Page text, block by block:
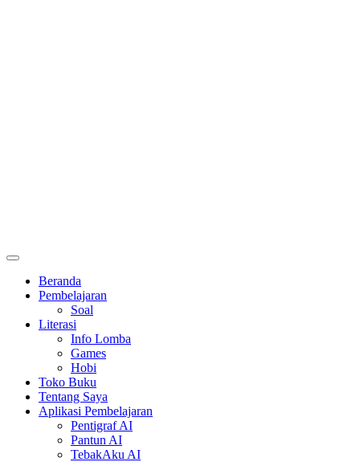
Primary
Beranda
Pembelajaran
Soal
Literasi
Info Lomba
Games
Hobi
Toko Buku
Tentang Saya
Aplikasi Pembelajaran
Pentigraf AI
Pantun AI
TebakAku AI